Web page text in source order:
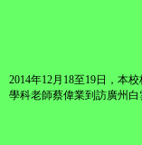
2014年12月18至19日，本
學科老師蔡偉業到訪廣州